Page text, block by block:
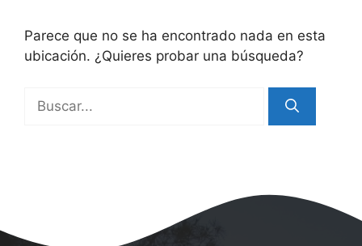
Parece que no se ha encontrado nada en esta
ubicación. ¿Quieres probar una búsqueda?